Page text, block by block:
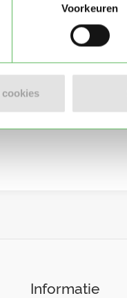
Voorkeuren
per e-mail
Algemene voorwaarden
Informatie